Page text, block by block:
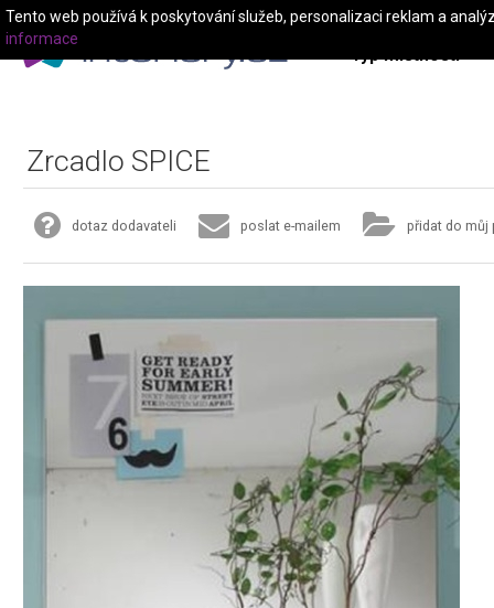
Typ místnosti
Zrcadlo SPICE
dotaz dodavateli poslat e-mailem přidat do můj
Tento web používá k poskytování služeb, personalizaci reklam a
informace